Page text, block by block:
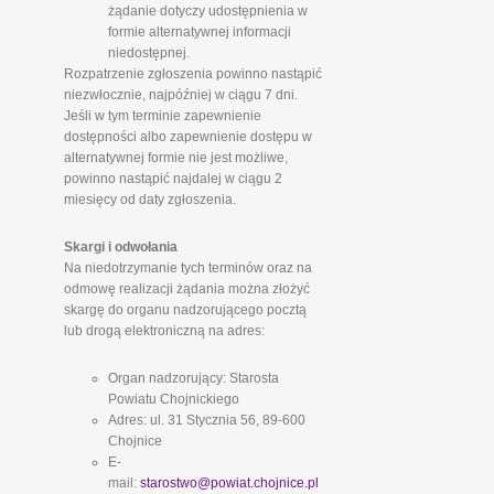
żądanie dotyczy udostępnienia w
formie alternatywnej informacji
niedostępnej.
Rozpatrzenie zgłoszenia powinno nastąpić
niezwłocznie, najpóźniej w ciągu 7 dni.
Jeśli w tym terminie zapewnienie
dostępności albo zapewnienie dostępu w
alternatywnej formie nie jest możliwe,
powinno nastąpić najdalej w ciągu 2
miesięcy od daty zgłoszenia.
Skargi i odwołania
Na niedotrzymanie tych terminów oraz na
odmowę realizacji żądania można złożyć
skargę do organu nadzorującego pocztą
lub drogą elektroniczną na adres:
Organ nadzorujący: Starosta
Powiatu Chojnickiego
Adres: ul. 31 Stycznia 56, 89-600
Chojnice
E-
mail: starostwo@powiat.chojnice.pl